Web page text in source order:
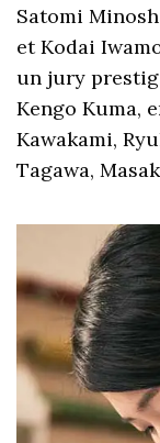
Satomi
et Kodai
un jury
Kengo Kuma,
Kawakami,
Tagawa,